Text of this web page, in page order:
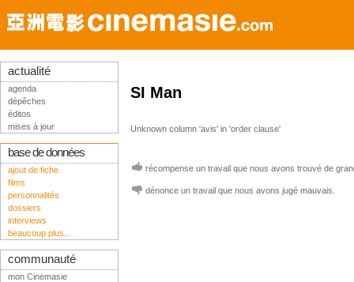
SI Man
Unknown column 'avis' in 'order clause'
récompense un travail que nous avons trouvé de
dénonce un travail que nous avons jugé mauvais.
actualité
agenda
dépêches
éditos
mises à jour
base de données
ajout de fiche
films
personnalités
dossiers
interviews
beaucoup plus...
communauté
mon Cinemasie